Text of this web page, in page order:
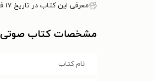
معرفی این کتاب در تاریخ ۱۷ فروردین ۱۴۰۵ به‌روزرسانی شده است.
مشخصات کتاب صوتی
نام کتاب